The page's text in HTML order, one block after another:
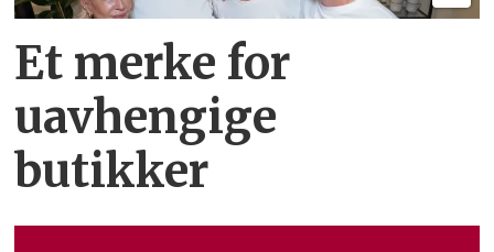
Et merke for
uavhengige
butikker